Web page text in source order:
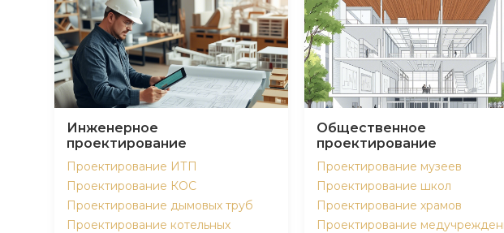
Инженерное
проектирование
Проектирование ИТП
Проектирование КОС
Проектирование дымовых труб
Проектирование котельных
Общественное
проектирование
Проектирование музеев
Проектирование школ
Проектирование храмов
Проектирование